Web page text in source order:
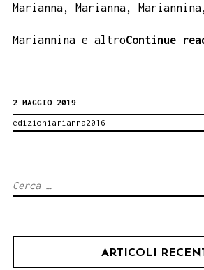
Marianna, Marianna,
Mariannina e altroContinue
2 MAGGIO 2019
edizioniarianna2016
Ricerca
ARTICOLI